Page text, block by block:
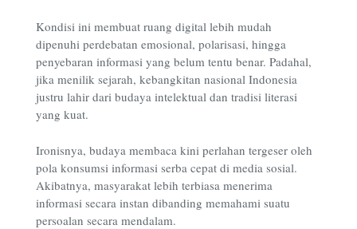
Kondisi ini membuat ruang digital lebih mudah
dipenuhi perdebatan emosional, polarisasi, hingga
penyebaran informasi yang belum tentu benar. Padahal,
jika menilik sejarah, kebangkitan nasional Indonesia
justru lahir dari budaya intelektual dan tradisi literasi
yang kuat.
Ironisnya, budaya membaca kini perlahan tergeser oleh
pola konsumsi informasi serba cepat di media sosial.
Akibatnya, masyarakat lebih terbiasa menerima
informasi secara instan dibanding memahami suatu
persoalan secara mendalam.